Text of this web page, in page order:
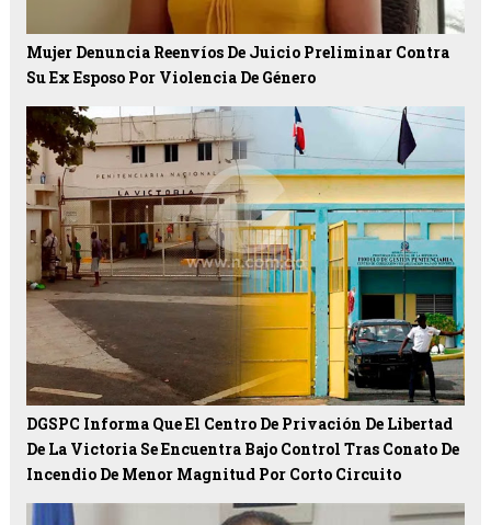
Mujer Denuncia Reenvíos De Juicio Preliminar Contra
Su Ex Esposo Por Violencia De Género
DGSPC Informa Que El Centro De Privación De Libertad
De La Victoria Se Encuentra Bajo Control Tras Conato De
Incendio De Menor Magnitud Por Corto Circuito